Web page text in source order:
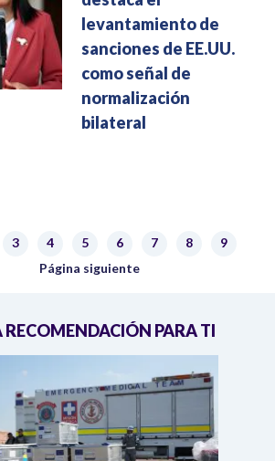
levantamiento de
sanciones de EE.UU.
como señal de
normalización
bilateral
Página
3 Página
4 Página
5 Página
6 Página
7 Página
8 Página
9
Siguiente página
Página siguiente
RECOMENDACIÓN PARA TI